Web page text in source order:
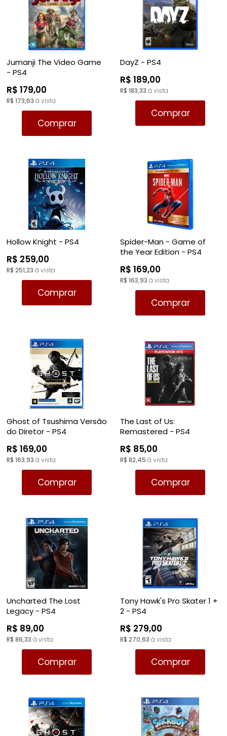
Jumanji The Video Game
- PS4
R$ 179,00
R$ 173,63 à vista
Comprar
DayZ - PS4
R$ 189,00
R$ 183,33 à vista
Comprar
Hollow Knight - PS4
R$ 259,00
R$ 251,23 à vista
Comprar
Spider-Man - Game of
the Year Edition - PS4
R$ 169,00
R$ 163,93 à vista
Comprar
Ghost of Tsushima Versão
do Diretor - PS4
R$ 169,00
R$ 163,93 à vista
Comprar
The Last of Us:
Remastered - PS4
R$ 85,00
R$ 82,45 à vista
Comprar
Uncharted The Lost
Legacy - PS4
R$ 89,00
R$ 86,33 à vista
Comprar
Tony Hawk's Pro Skater 1 +
2 - PS4
R$ 279,00
R$ 270,63 à vista
Comprar